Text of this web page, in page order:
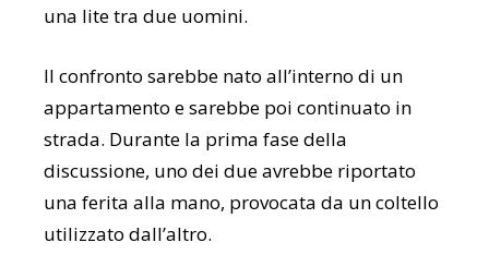
una lite tra due uomini.
Il confronto sarebbe nato all’interno di un
appartamento e sarebbe poi continuato in
strada. Durante la prima fase della
discussione, uno dei due avrebbe riportato
una ferita alla mano, provocata da un coltello
utilizzato dall’altro.